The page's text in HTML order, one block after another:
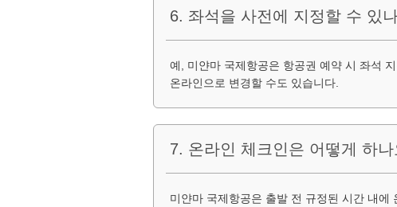
6. 좌석을 사전에 지정할 수 있
예, 미얀마 국제항공은 항공권 예약 시 좌석
온라인으로 변경할 수도 있습니다.
7. 온라인 체크인은 어떻게 하나
미얀마 국제항공은 출발 전 규정된 시간 내